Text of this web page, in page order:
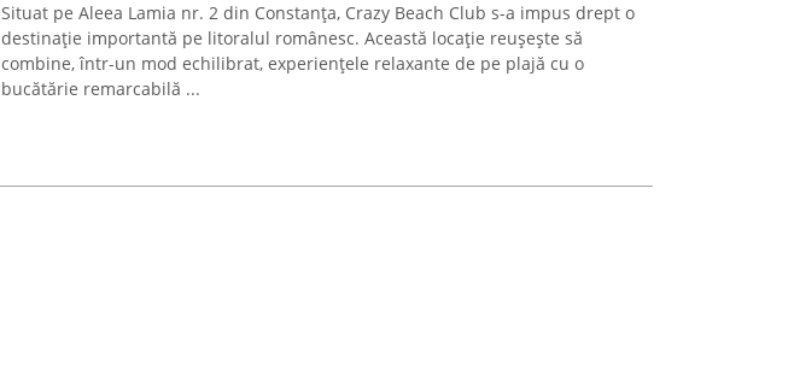
Situat pe Aleea Lamia nr. 2 din Constanța, Crazy Beach Club s-a impus drept o
destinație importantă pe litoralul românesc. Această locație reușește să
combine, într-un mod echilibrat, experiențele relaxante de pe plajă cu o
bucătărie remarcabilă ...